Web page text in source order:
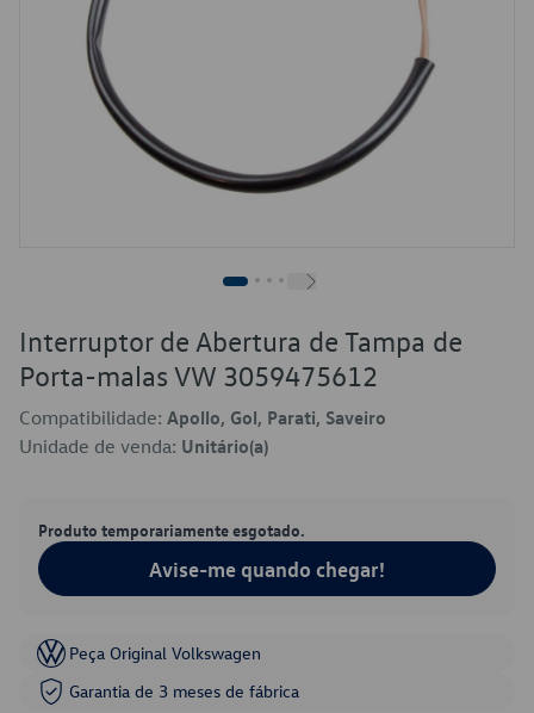
Interruptor de Abertura de Tampa de
Porta-malas VW 3059475612
Compatibilidade: Apollo, Gol, Parati, Saveiro
Unidade de venda: Unitário(a)
Produto temporariamente esgotado.
Avise-me quando chegar!
Peça Original Volkswagen
Garantia de 3 meses de fábrica